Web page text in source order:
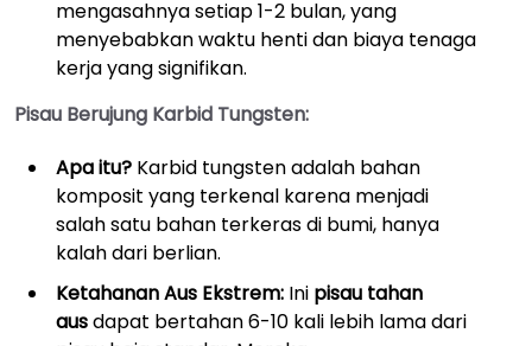
mengasahnya setiap 1-2 bulan, yang
menyebabkan waktu henti dan biaya tenaga
kerja yang signifikan.
Pisau Berujung Karbid Tungsten:
Apa itu? Karbid tungsten adalah bahan
komposit yang terkenal karena menjadi
salah satu bahan terkeras di bumi, hanya
kalah dari berlian.
Ketahanan Aus Ekstrem: Ini pisau tahan
ausdapat bertahan 6-10 kali lebih lama dari